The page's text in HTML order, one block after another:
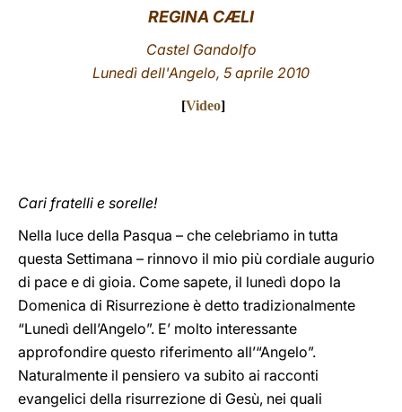
REGINA CÆLI
Castel Gandolfo
Lunedì dell'Angelo, 5 aprile 2010
[Video]
Cari fratelli e sorelle!
Nella luce della Pasqua – che celebriamo in tutta
questa Settimana – rinnovo il mio più cordiale augurio
di pace e di gioia. Come sapete, il lunedì dopo la
Domenica di Risurrezione è detto tradizionalmente
“Lunedì dell’Angelo”. E’ molto interessante
approfondire questo riferimento all’“Angelo”.
Naturalmente il pensiero va subito ai racconti
evangelici della risurrezione di Gesù, nei quali